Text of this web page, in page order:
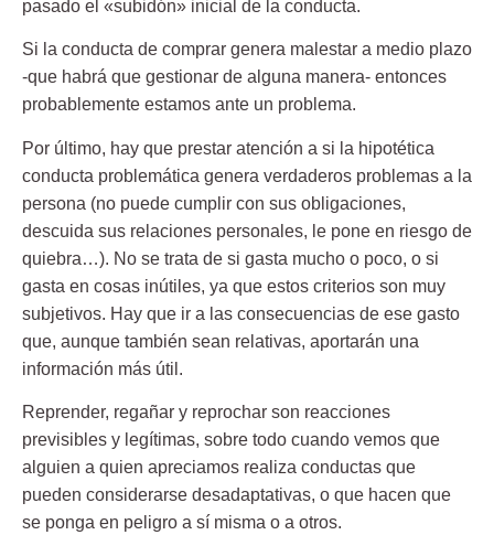
pasado el «subidón» inicial de la conducta.
Si la conducta de comprar genera malestar a medio plazo
-que habrá que gestionar de alguna manera- entonces
probablemente estamos ante un problema.
Por último, hay que prestar atención a si la hipotética
conducta problemática genera verdaderos problemas a la
persona (no puede cumplir con sus obligaciones,
descuida sus relaciones personales, le pone en riesgo de
quiebra…). No se trata de si gasta mucho o poco, o si
gasta en cosas inútiles, ya que estos criterios son muy
subjetivos. Hay que ir a las consecuencias de ese gasto
que, aunque también sean relativas, aportarán una
información más útil.
Reprender, regañar y reprochar son reacciones
previsibles y legítimas, sobre todo cuando vemos que
alguien a quien apreciamos realiza conductas que
pueden considerarse desadaptativas, o que hacen que
se ponga en peligro a sí misma o a otros.